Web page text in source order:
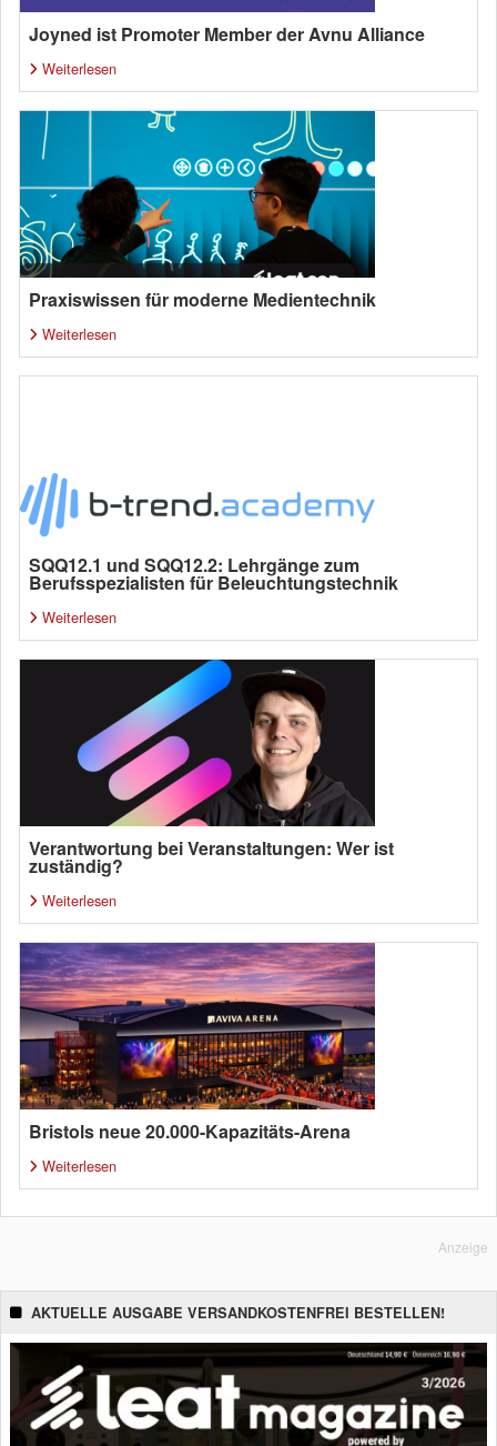
Joyned ist Promoter Member der Avnu Alliance
Weiterlesen
Praxiswissen für moderne Medientechnik
Weiterlesen
SQQ12.1 und SQQ12.2: Lehrgänge zum
Berufsspezialisten für Beleuchtungstechnik
Weiterlesen
Verantwortung bei Veranstaltungen: Wer ist
zuständig?
Weiterlesen
Bristols neue 20.000-Kapazitäts-Arena
Weiterlesen
Anzeige
AKTUELLE AUSGABE VERSANDKOSTENFREI BESTELLEN!